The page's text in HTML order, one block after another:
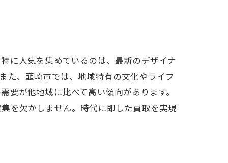
に人気を集めているのは、最新のデザイナ
た、韮崎市では、地域特有の文化やライフ
が他地域に比べて高い傾向があります。
を欠かしません。時代に即した買取を実現